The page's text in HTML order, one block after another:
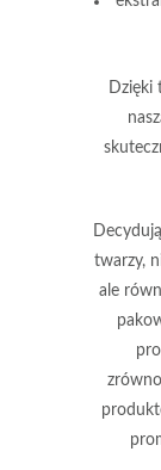
Dzięki
twarzy,
ale